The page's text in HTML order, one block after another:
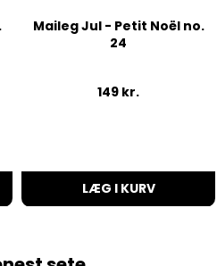
Maileg Jul - Petit Noël no.
24
149 kr.
LÆG I KURV